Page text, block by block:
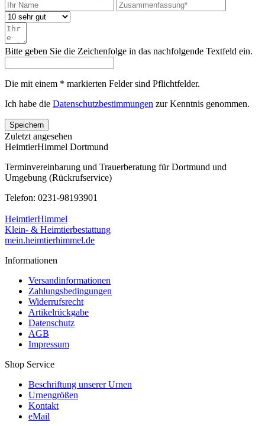
Bitte geben Sie die Zeichenfolge in das nachfolgende Textfeld ein.
Die mit einem * markierten Felder sind Pflichtfelder.
Ich habe die Datenschutzbestimmungen zur Kenntnis genommen.
Speichern
Zuletzt angesehen
HeimtierHimmel Dortmund
Terminvereinbarung und Trauerberatung für Dortmund und
Umgebung (Rückrufservice)
Telefon: 0231-98193901
HeimtierHimmel
Klein- & Heimtierbestattung
mein.heimtierhimmel.de
Informationen
Versandinformationen
Zahlungsbedingungen
Widerrufsrecht
Artikelrückgabe
Datenschutz
AGB
Impressum
Shop Service
Beschriftung unserer Urnen
Urnengrößen
Kontakt
eMail